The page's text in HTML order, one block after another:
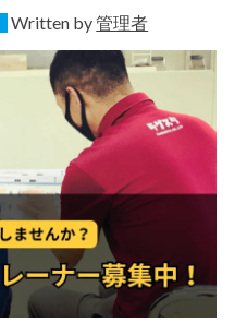
Written by管理者